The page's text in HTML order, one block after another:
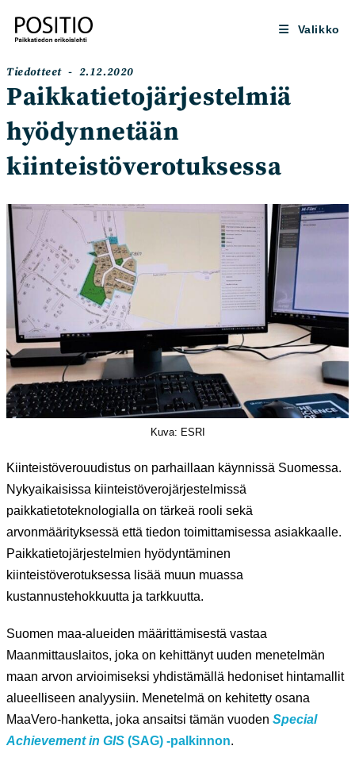
suoraan
sisältöön
Valikko
Artikkelin
kategoria:
Tiedotteet
Artikkeli
julkaistu:
2.12.2020
Paikkatietojärjestelmiä
hyödynnetään
kiinteistöverotuksessa
Kuva: ESRI
Kiinteistöverouudistus on parhaillaan käynnissä Suomessa.
Nykyaikaisissa kiinteistöverojärjestelmissä
paikkatietoteknologialla on tärkeä rooli sekä
arvonmäärityksessä että tiedon toimittamisessa asiakkaalle.
Paikkatietojärjestelmien hyödyntäminen
kiinteistöverotuksessa lisää muun muassa
kustannustehokkuutta ja tarkkuutta.
Suomen maa-alueiden määrittämisestä vastaa
Maanmittauslaitos, joka on kehittänyt uuden menetelmän
maan arvon arvioimiseksi yhdistämällä hedoniset hintamallit
alueelliseen analyysiin. Menetelmä on kehitetty osana
MaaVero-hanketta, joka ansaitsi tämän vuoden Special
Achievement in GIS (SAG) -palkinnon.